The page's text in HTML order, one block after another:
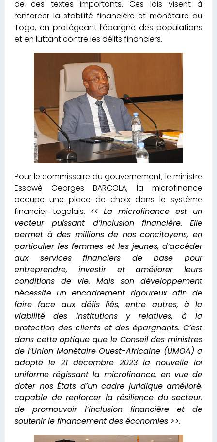
de ces textes importants. Ces lois visent à
renforcer la stabilité financière et monétaire du
Togo, en protégeant l’épargne des populations
et en luttant contre les délits financiers.
Pour le commissaire du gouvernement, le ministre
Essowè Georges BARCOLA, la microfinance
occupe une place de choix dans le système
financier togolais. << La microfinance est un
vecteur puissant d’inclusion financière. Elle
permet à des millions de nos concitoyens, en
particulier les femmes et les jeunes, d’accéder
aux services financiers de base pour
entreprendre, investir et améliorer leurs
conditions de vie.
Mais son développement
nécessite un encadrement rigoureux afin de
faire face aux défis liés, entre autres, à la
viabilité des institutions y relatives, à la
protection des clients et des épargnants. C’est
dans cette optique que le Conseil des ministres
de I’Union Monétaire Ouest-Africaine (UMOA) a
adopté le 21 décembre 2023 la nouvelle loi
uniforme régissant la microfinance, en vue de
doter nos États d’un cadre juridique amélioré,
capable de renforcer la résilience du secteur,
de promouvoir l’inclusion financière et de
soutenir le financement des économies >>.